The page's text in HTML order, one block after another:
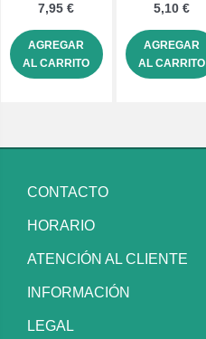
7,95 €
AGREGAR
AL CARRITO
5,10 €
AGREGAR
AL CARRITO
CONTACTO
HORARIO
ATENCIÓN AL CLIENTE
INFORMACIÓN
LEGAL